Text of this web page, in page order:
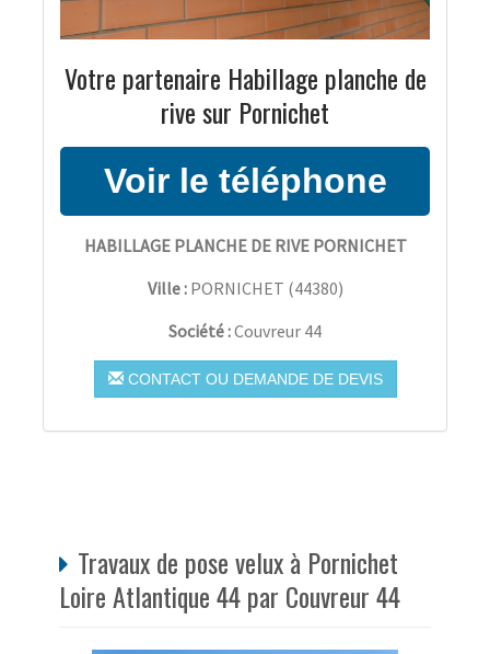
Votre partenaire Habillage planche de
rive sur Pornichet
HABILLAGE PLANCHE DE RIVE PORNICHET
Ville : PORNICHET (44380)
Société :Couvreur 44
CONTACT OU DEMANDE DE DEVIS
Travaux de pose velux à Pornichet
Loire Atlantique 44 par Couvreur 44